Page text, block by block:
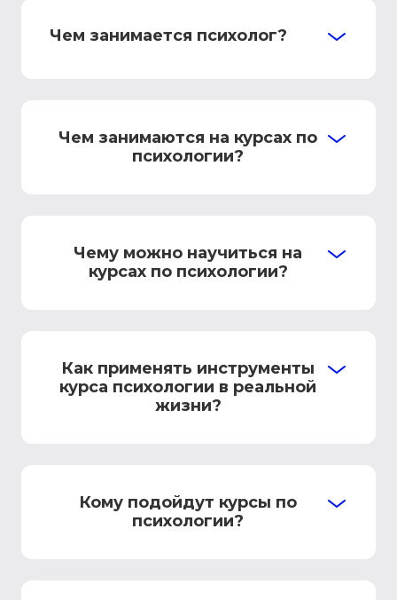
Чем занимается психолог?
Чем занимаются на курсах по
психологии?
Чему можно научиться на
курсах по психологии?
Как применять инструменты
курса психологии в реальной
жизни?
Кому подойдут курсы по
психологии?